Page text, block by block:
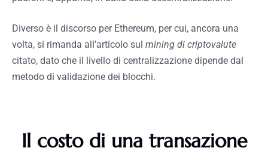
Diverso è il discorso per Ethereum, per cui, ancora una
volta, si rimanda all’articolo sul mining di criptovalute
citato, dato che il livello di centralizzazione dipende dal
metodo di validazione dei blocchi.
Il costo di una transazione